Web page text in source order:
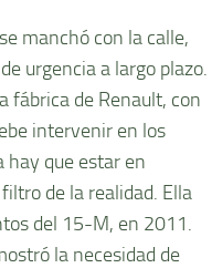
manchó con la calle,
urgencia a largo plazo.
fábrica de Renault, con
intervenir en los
hay que estar en
de la realidad. Ella
del 15-M, en 2011.
la necesidad de